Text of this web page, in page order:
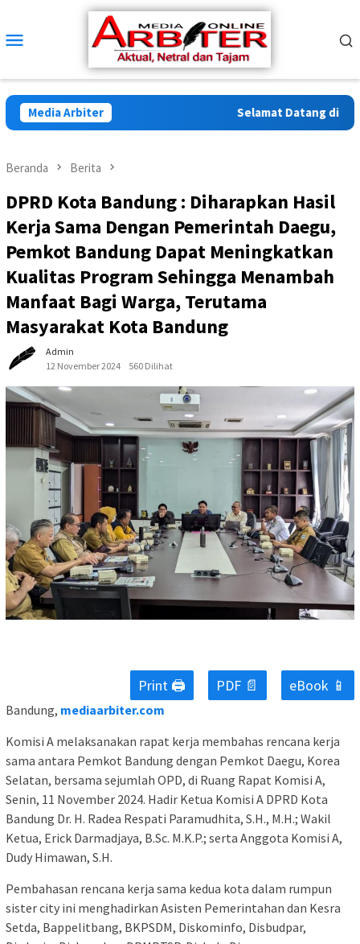
konten
Mobile
Media Arbiter Selamat Datang di
Beranda Berita
DPRD Kota Bandung : Diharapkan Hasil
Kerja Sama Dengan Pemerintah Daegu,
Pemkot Bandung Dapat Meningkatkan
Kualitas Program Sehingga Menambah
Manfaat Bagi Warga, Terutama
Masyarakat Kota Bandung
Admin
12 November 2024
560 Dilihat
Print 🖨 PDF 📄 eBook 📱
Bandung, mediaarbiter.com
Komisi A melaksanakan rapat kerja membahas rencana kerja
sama antara Pemkot Bandung dengan Pemkot Daegu, Korea
Selatan, bersama sejumlah OPD, di Ruang Rapat Komisi A,
Senin, 11 November 2024. Hadir Ketua Komisi A DPRD Kota
Bandung Dr. H. Radea Respati Paramudhita, S.H., M.H.; Wakil
Ketua, Erick Darmadjaya, B.Sc. M.K.P.; serta Anggota Komisi A,
Dudy Himawan, S.H.
Pembahasan rencana kerja sama kedua kota dalam rumpun
sister city ini menghadirkan Asisten Pemerintahan dan Kesra
Setda, Bappelitbang, BKPSDM, Diskominfo, Disbudpar,